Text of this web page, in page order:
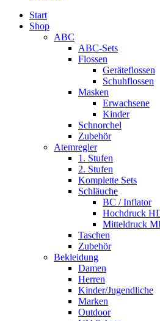
Start
Shop
ABC
ABC-Sets
Flossen
Geräteflossen
Schuhflossen
Masken
Erwachsene
Kinder
Schnorchel
Zubehör
Atemregler
1. Stufen
2. Stufen
Komplette Sets
Schläuche
BC / Inflator
Hochdruck
Mitteldruck
Taschen
Zubehör
Bekleidung
Damen
Herren
Kinder/Jugendliche
Marken
Outdoor